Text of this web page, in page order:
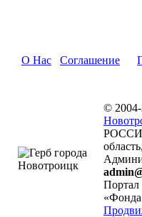
О Нас Соглашение
©
Портал
«Фонда